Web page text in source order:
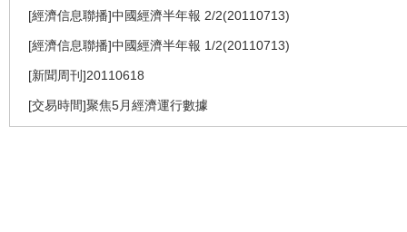
[經濟信息聯播]中國經濟半年報 2/2(20110713)
[經濟信息聯播]中國經濟半年報 1/2(20110713)
[新聞周刊]20110618
[交易時間]聚焦5月經濟運行數據